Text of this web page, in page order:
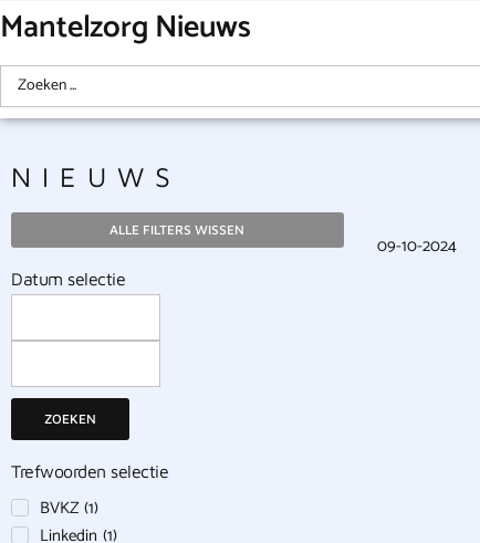
Mantelzorg Nieuws
NIEUWS
ALLE FILTERS WISSEN
Datum selectie
ZOEKEN
Trefwoorden selectie
BVKZ (1)
Linkedin (1)
09-10-2024